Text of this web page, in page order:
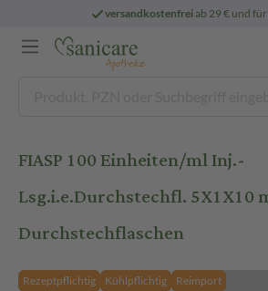
versandkostenfreiab 29 € und
FIASP 100 Einheiten/ml Inj.-
Lsg.i.e.Durchstechfl. 5X1X10
Durchstechflaschen
Rezeptpflichtig Kühlpflichtig Reimport